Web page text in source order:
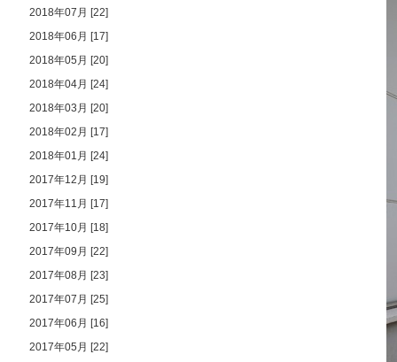
2018年07月 [22]
2018年06月 [17]
2018年05月 [20]
2018年04月 [24]
2018年03月 [20]
2018年02月 [17]
2018年01月 [24]
2017年12月 [19]
2017年11月 [17]
2017年10月 [18]
2017年09月 [22]
2017年08月 [23]
2017年07月 [25]
2017年06月 [16]
2017年05月 [22]